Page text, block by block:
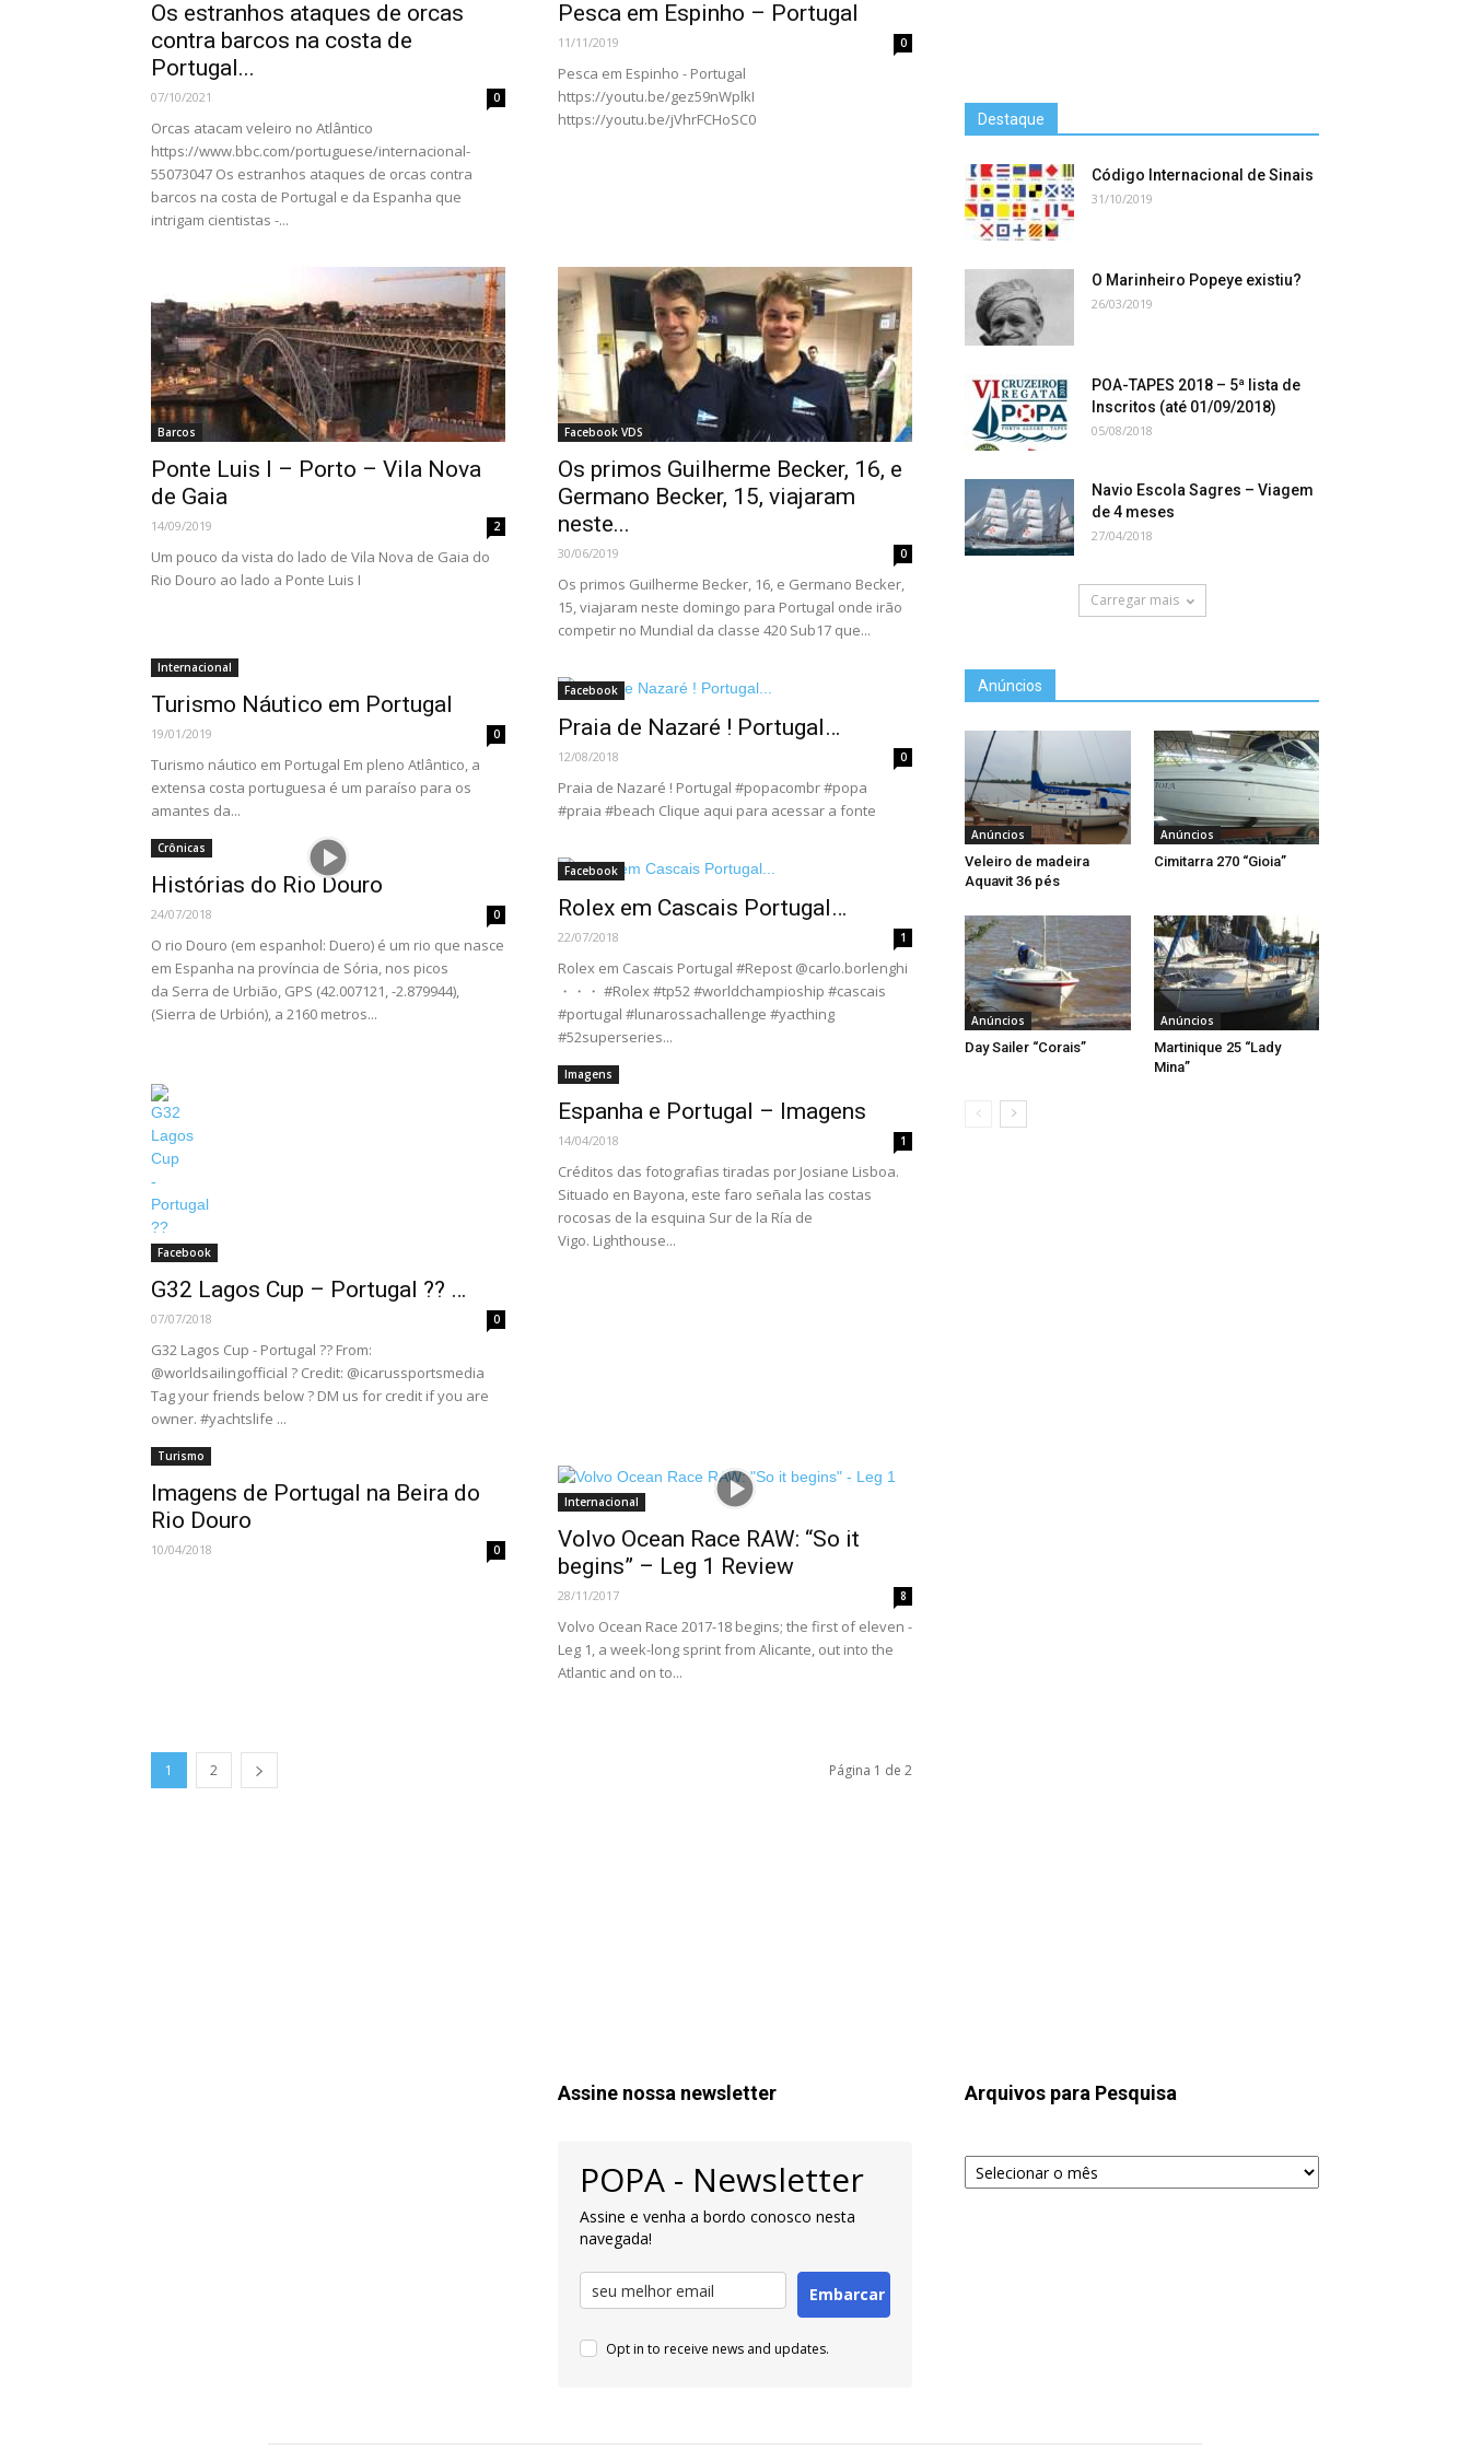
Os estranhos ataques de orcas
contra barcos na costa de
Portugal...
07/10/2021 0
Orcas atacam veleiro no Atlântico
https://www.bbc.com/portuguese/internacional-
55073047 Os estranhos ataques de orcas contra
barcos na costa de Portugal e da Espanha que
intrigam cientistas -...
Pesca em Espinho – Portugal
11/11/2019 0
Pesca em Espinho - Portugal
https://youtu.be/gez59nWplkI
https://youtu.be/jVhrFCHoSC0
Barcos
Ponte Luis I – Porto – Vila Nova
de Gaia
14/09/2019 2
Um pouco da vista do lado de Vila Nova de Gaia do
Rio Douro ao lado a Ponte Luis I
Facebook VDS
Os primos Guilherme Becker, 16, e
Germano Becker, 15, viajaram
neste...
30/06/2019 0
Os primos Guilherme Becker, 16, e Germano Becker,
15, viajaram neste domingo para Portugal onde irão
competir no Mundial da classe 420 Sub17 que...
Internacional
Turismo Náutico em Portugal
19/01/2019 0
Turismo náutico em Portugal Em pleno Atlântico, a
extensa costa portuguesa é um paraíso para os
amantes da...
Facebook
Praia de Nazaré ! Portugal…
12/08/2018 0
Praia de Nazaré ! Portugal #popacombr #popa
#praia #beach Clique aqui para acessar a fonte
Crônicas
Histórias do Rio Douro
24/07/2018 0
O rio Douro (em espanhol: Duero) é um rio que nasce
em Espanha na província de Sória, nos picos
da Serra de Urbião, GPS (42.007121, -2.879944),
(Sierra de Urbión), a 2160 metros...
Facebook
Rolex em Cascais Portugal…
22/07/2018 1
Rolex em Cascais Portugal #Repost @carlo.borlenghi
・・・ #Rolex #tp52 #worldchampioship #cascais
#portugal #lunarossachallenge #yacthing
#52superseries...
Facebook
G32 Lagos Cup – Portugal ?? …
07/07/2018 0
G32 Lagos Cup - Portugal ?? From:
@worldsailingofficial ? Credit: @icarussportsmedia
Tag your friends below ? DM us for credit if you are
owner. #yachtslife ...
Imagens
Espanha e Portugal – Imagens
14/04/2018 1
Créditos das fotografias tiradas por Josiane Lisboa.
Situado en Bayona, este faro señala las costas
rocosas de la esquina Sur de la Ría de
Vigo. Lighthouse...
Turismo
Imagens de Portugal na Beira do
Rio Douro
10/04/2018 0
Internacional
Volvo Ocean Race RAW: “So it
begins” – Leg 1 Review
28/11/2017 8
Volvo Ocean Race 2017-18 begins; the first of eleven -
Leg 1, a week-long sprint from Alicante, out into the
Atlantic and on to...
1 2 Página 1 de 2
Destaque
Código Internacional de Sinais
31/10/2019
O Marinheiro Popeye existiu?
26/03/2019
POA-TAPES 2018 – 5ª lista de
Inscritos (até 01/09/2018)
05/08/2018
Navio Escola Sagres – Viagem
de 4 meses
27/04/2018
Carregar mais
Anúncios
Anúncios
Veleiro de madeira
Aquavit 36 pés
Anúncios
Cimitarra 270 “Gioia”
Anúncios
Day Sailer “Corais”
Anúncios
Martinique 25 “Lady
Mina”
Assine nossa newsletter
POPA - Newsletter
Assine e venha a bordo conosco nesta
navegada!
Embarcar
Opt in to receive news and updates.
Arquivos para Pesquisa
Arquivos
para